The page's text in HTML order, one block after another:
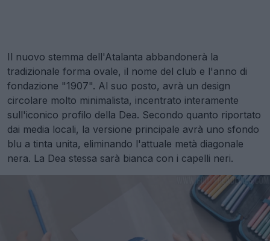
Il nuovo stemma dell'Atalanta abbandonerà la
tradizionale forma ovale, il nome del club e l'anno di
fondazione "1907". Al suo posto, avrà un design
circolare molto minimalista, incentrato interamente
sull'iconico profilo della Dea. Secondo quanto riportato
dai media locali, la versione principale avrà uno sfondo
blu a tinta unita, eliminando l'attuale metà diagonale
nera. La Dea stessa sarà bianca con i capelli neri.